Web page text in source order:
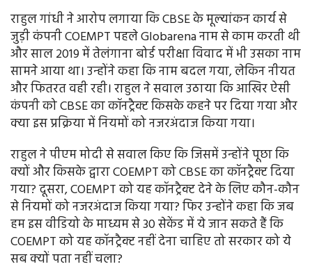
राहुल गांधी ने आरोप लगाया कि CBSE के मूल्यांकन कार्य से
जुड़ी कंपनी COEMPT पहले Globarena नाम से काम करती थी
और साल 2019 में तेलंगाना बोर्ड परीक्षा विवाद में भी उसका नाम
सामने आया था। उन्होंने कहा कि नाम बदल गया, लेकिन नीयत
और फितरत वही रही। राहुल ने सवाल उठाया कि आखिर ऐसी
कंपनी को CBSE का कॉनट्रैक्ट किसके कहने पर दिया गया और
क्या इस प्रक्रिया में नियमों को नजरअंदाज किया गया।
राहुल ने पीएम मोदी से सवाल किए कि जिसमें उन्होंने पूछा कि
क्यों और किसके द्वारा COEMPT को CBSE का कॉनट्रैक्ट दिया
गया? दूसरा, COEMPT को यह कॉनट्रैक्ट देने के लिए कौन-कौन
से नियमों को नजरअंदाज किया गया? फिर उन्होंने कहा कि जब
हम इस वीडियो के माध्यम से 30 सेकेंड में ये जान सकते हैं कि
COEMPT को यह कॉनट्रैक्ट नहीं देना चाहिए तो सरकार को ये
सब क्यों पता नहीं चला?